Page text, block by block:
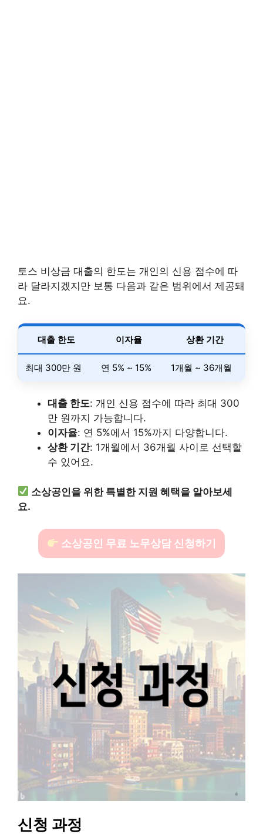
토스 비상금 대출의 한도는 개인의 신용 점수에 따
라 달라지겠지만 보통 다음과 같은 범위에서 제공돼
요.
대출 한도 이자율 상환 기간
최대 300만 원 연 5% ~ 15% 1개월 ~ 36개월
대출 한도: 개인 신용 점수에 따라 최대 300
만 원까지 가능합니다.
이자율: 연 5%에서 15%까지 다양합니다.
상환 기간: 1개월에서 36개월 사이로 선택할
수 있어요.
소상공인을 위한 특별한 지원 혜택을 알아보세
요.
소상공인 무료 노무상담 신청하기
신청 과정